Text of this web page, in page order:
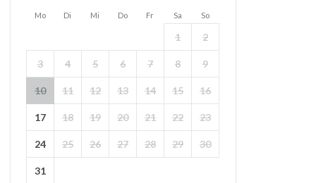
Mo Di Mi Do Fr Sa So
1 2
3 4 5 6 7 8 9
10 11 12 13 14 15 16
17 18 19 20 21 22 23
24 25 26 27 28 29 30
31